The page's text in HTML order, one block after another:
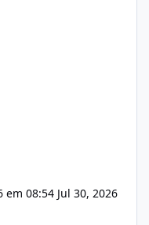
em 08:54 Jul 30, 2026